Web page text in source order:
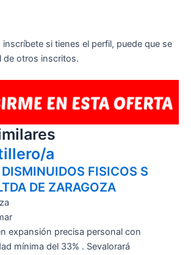
si tienes el perfil, puede que se
de otros inscritos.
a
FISICOS S
DE ZARAGOZA
expansión precisa personal con
mínima del 33% . Sevalorará